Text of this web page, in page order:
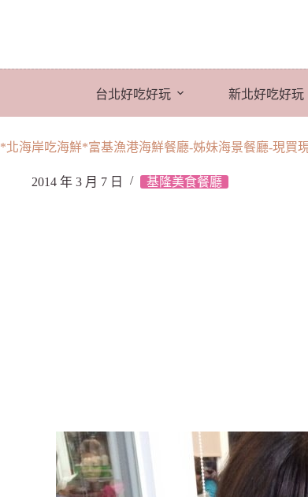
要
台北好吃好玩 新北好吃好玩
*北海岸吃海鮮*富基漁港海鮮餐廳-姊妹海景餐廳-現買
2014 年 3 月 7 日 基隆美食餐廳